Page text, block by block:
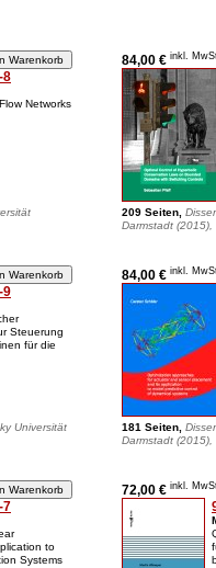
8
Networks
9
Steuerung
für die
Universität
7
to
Systems
84,00 € inkl.
209 Seiten,
Darmstadt (2015),
84,00 € inkl.
181 Seiten,
Darmstadt (2015),
72,00 € inkl.